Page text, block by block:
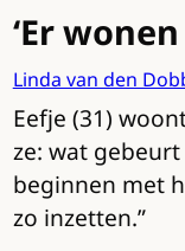
‘Er
Linda van den
Eefje (31)
ze: wat
beginnen met
zo inzetten.”